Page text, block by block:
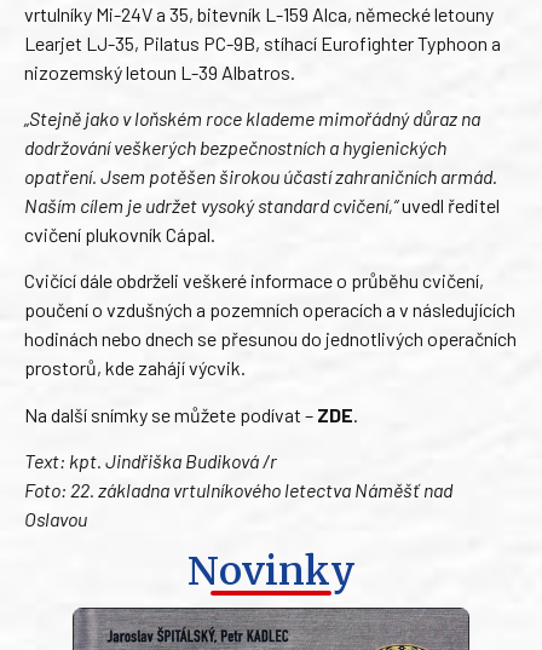
vrtulníky Mi-24V a 35, bitevník L-159 Alca, německé letouny
Learjet LJ-35, Pilatus PC-9B, stíhací Eurofighter Typhoon a
nizozemský letoun L-39 Albatros.
„Stejně jako v loňském roce klademe mimořádný důraz na
dodržování veškerých bezpečnostních a hygienických
opatření. Jsem potěšen širokou účastí zahraničních armád.
Naším cílem je udržet vysoký standard cvičení,“uvedl ředitel
cvičení plukovník Cápal.
Cvičící dále obdrželi veškeré informace o průběhu cvičení,
poučení o vzdušných a pozemních operacích a v následujících
hodinách nebo dnech se přesunou do jednotlivých operačních
prostorů, kde zahájí výcvik.
Na další snímky se můžete podívat – ZDE
Text: kpt. Jindřiška Budiková /r
Foto: 22. základna vrtulníkového letectva Náměšť nad
Oslavou
Novinky